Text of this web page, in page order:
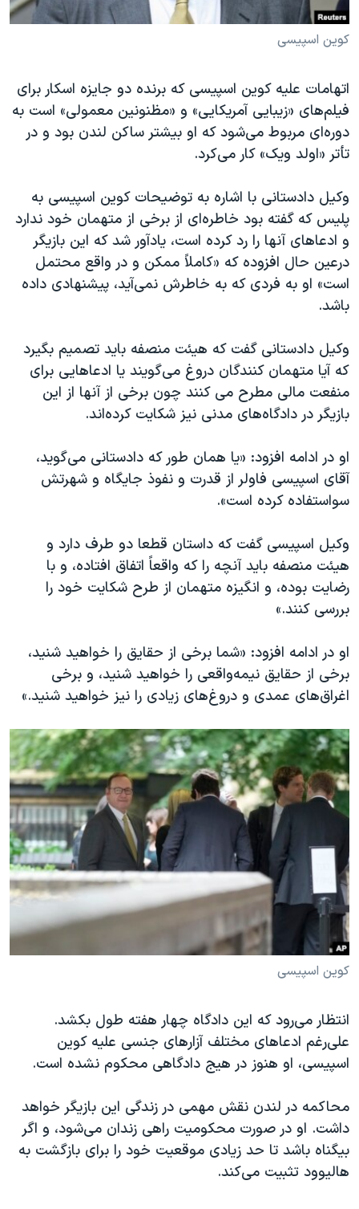
کوین اسپیسی
اتهامات علیه کوین اسپیسی که برنده دو جایزه اسکار برای
فیلم‌های «زیبایی آمریکایی» و «مظنونین معمولی» است به
دوره‌ای مربوط می‌شود که او بیشتر ساکن لندن بود و در
تأتر «اولد ویک» کار می‌کرد.
وکیل دادستانی با اشاره به توضیحات کوین اسپیسی به
پلیس که گفته بود خاطره‌ای از برخی از متهمان خود ندارد
و ادعاهای آنها را رد کرده است، یادآور شد که این بازیگر
درعین حال افزوده که «کاملاً ممکن و در واقع محتمل
است» او به فردی که به خاطرش نمی‌آید، پیشنهادی داده
باشد.
وکیل دادستانی گفت که هیئت منصفه باید تصمیم بگیرد
که آیا متهمان کنندگان دروغ می‌گویند یا ادعاهایی برای
منفعت مالی مطرح می کنند چون برخی از آنها از این
بازیگر در دادگاه‌های مدنی نیز شکایت کرده‌اند.
او در ادامه افزود: «یا همان طور که دادستانی می‌گوید،
آقای اسپیسی فاولر از قدرت و نفوذ جایگاه و شهرتش
سواستفاده کرده است».
وکیل اسپیسی گفت که داستان قطعا دو طرف دارد و
هیئت منصفه باید آنچه را که واقعاً اتفاق افتاده، و با
رضایت بوده، و انگیزه متهمان از طرح شکایت خود را
بررسی کنند.»
او در ادامه افزود: «شما برخی از حقایق را خواهید شنید،
برخی از حقایق نیمه‌واقعی را خواهید شنید، و برخی
اغراق‌های عمدی و دروغ‌های زیادی را نیز خواهید شنید.»
کوین اسپیسی
انتظار می‌رود که این دادگاه چهار هفته طول بکشد.
علی‌رغم ادعاهای مختلف آزارهای جنسی علیه کوین
اسپیسی، او هنوز در هیج دادگاهی محکوم نشده است.
محاکمه در لندن نقش مهمی در زندگی این بازیگر خواهد
داشت. او در صورت محکومیت راهی زندان می‌شود، و اگر
بیگناه باشد تا حد زیادی موقعیت خود را برای بازگشت به
هالیوود تثبیت می‌کند.